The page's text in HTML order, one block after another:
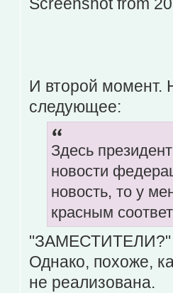
И второй момент.
следующее:
Здесь
новости
новость, то у
красным
"ЗАМЕСТИТЕЛИ?" -
Однако, похоже,
не реализована.